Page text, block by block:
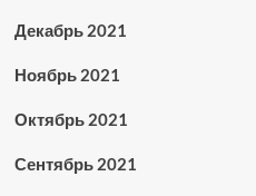
Декабрь 2021
Ноябрь 2021
Октябрь 2021
Сентябрь 2021